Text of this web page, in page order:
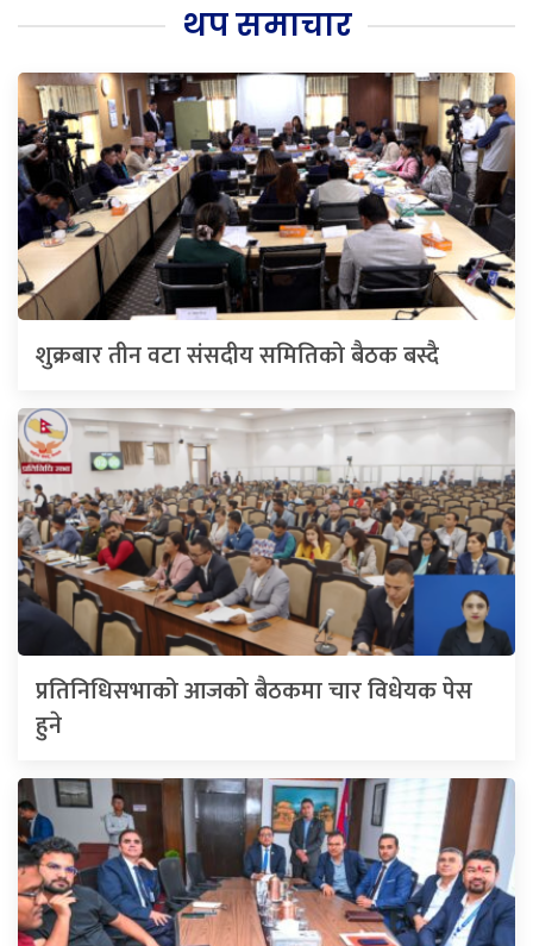
थप समाचार
शुक्रबार तीन वटा संसदीय समितिको बैठक बस्दै
प्रतिनिधिसभाको आजको बैठकमा चार विधेयक पेस
हुने